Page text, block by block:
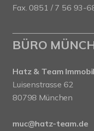
Fax. 0851 / 7 56 93-
BÜRO
Hatz & Team
Luisenstrasse 62
80798 München
muc@hatz-team.de